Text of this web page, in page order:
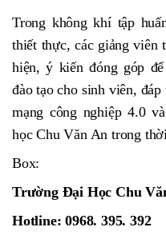
Trong không khí tập
thiết thực, các giảng viên
hiện, ý kiến đóng góp
đào tạo cho sinh viên,
mạng công nghiệp 4.0
học Chu Văn An trong
Box:
Trường Đại Học Chu
Hotline: 0968. 395. 392